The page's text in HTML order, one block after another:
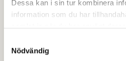
Dessa kan i sin tur kombinera
information som du har
Nödvändig
Kontaktuppgifter till